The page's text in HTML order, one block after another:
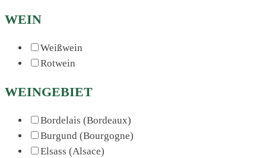
WEIN
Weißwein
Rotwein
WEINGEBIET
Bordelais (Bordeaux)
Burgund (Bourgogne)
Elsass (Alsace)